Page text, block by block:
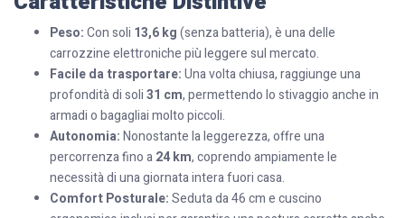
Peso:Con soli 13,6 kg(senza batteria), è una delle
carrozzine elettroniche più leggere sul mercato.
Facile da trasportare:Una volta chiusa, raggiunge una
profondità di soli31 cm, permettendo lo stivaggio anche in
armadi o bagagliai molto piccoli.
Autonomia:Nonostante la leggerezza, offre una
percorrenza fino a24 km, coprendo ampiamente le
necessità di una giornata intera fuori casa.
Comfort Posturale:Seduta da 46 cm e cuscino